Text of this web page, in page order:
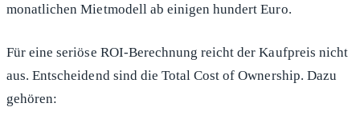
monatlichen Mietmodell ab einigen hundert Euro.
Für eine seriöse ROI-Berechnung reicht der Kaufpreis nicht
aus. Entscheidend sind die Total Cost of Ownership. Dazu
gehören: